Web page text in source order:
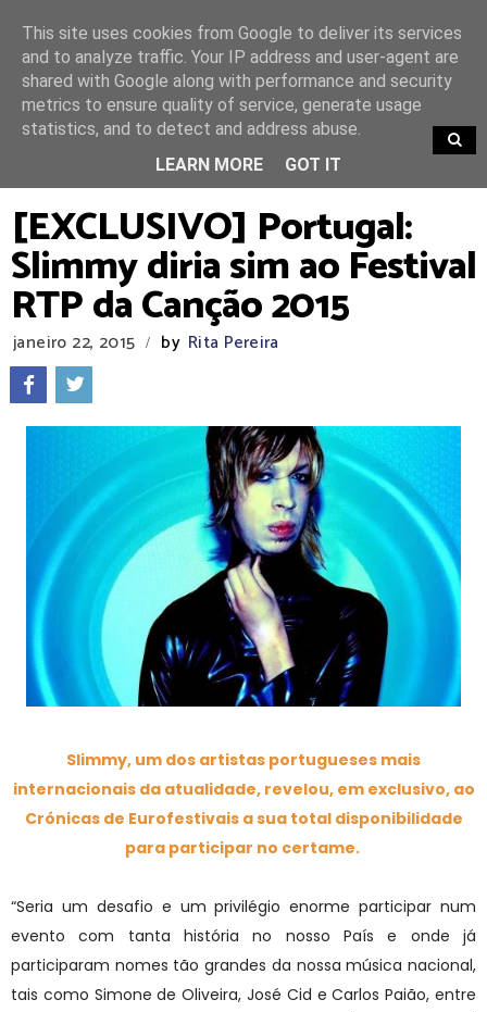
TRENDING
[EXCLUSIVO] Portugal:
Slimmy diria sim ao Festival
RTP da Canção 2015
janeiro 22, 2015 / by Rita Pereira
Slimmy, um dos artistas portugueses mais
internacionais da atualidade, revelou, em exclusivo, ao
Crónicas de Eurofestivais a sua total disponibilidade
para participar no certame.
“Seria um desafio e um privilégio enorme participar num
evento com tanta história no nosso País e onde já
participaram nomes tão grandes da nossa música nacional,
tais como Simone de Oliveira, José Cid e Carlos Paião, entre
This site uses cookies from Google to deliver its services
and to analyze traffic. Your IP address and user-agent are
shared with Google along with performance and security
metrics to ensure quality of service, generate usage
statistics, and to detect and address abuse.
LEARN MORE
GOT IT